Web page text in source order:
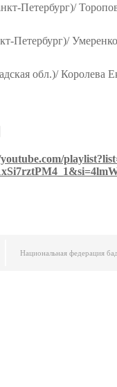
Петербург)/
Петербург)/
обл.)/ Королева
Национальная федерация